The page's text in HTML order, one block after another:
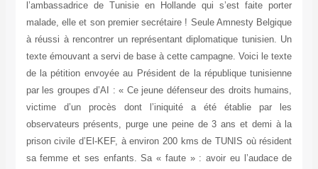
l’ambassadrice de Tunisie en Hollande qui s’est faite porter
malade, elle et son premier secrétaire ! Seule Amnesty Belgique
à réussi à rencontrer un représentant diplomatique tunisien. Un
texte émouvant a servi de base à cette campagne. Voici le texte
de la pétition envoyée au Président de la république tunisienne
par les groupes d’AI : « Ce jeune défenseur des droits humains,
victime d’un procès dont l’iniquité a été établie par les
observateurs présents, purge une peine de 3 ans et demi à la
prison civile d’El-KEF, à environ 200 kms de TUNIS où résident
sa femme et ses enfants. Sa « faute » : avoir eu l’audace de